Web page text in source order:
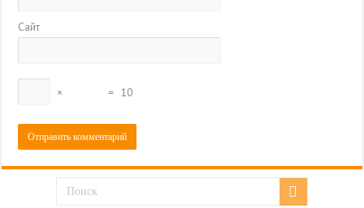
Сайт
× = 10